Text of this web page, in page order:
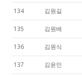
134 김원길
135 김원배
136 김원식
137 김윤민